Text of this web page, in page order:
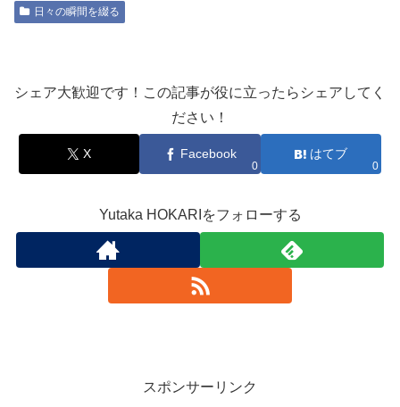
日々の瞬間を綴る
シェア大歓迎です！この記事が役に立ったらシェアしてく
ださい！
X Facebook
0
はてブ
0
Yutaka HOKARIをフォローする
スポンサーリンク